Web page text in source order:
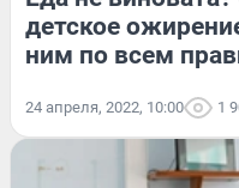
детское
ним по всем
24 апреля, 2022, 10:00 1